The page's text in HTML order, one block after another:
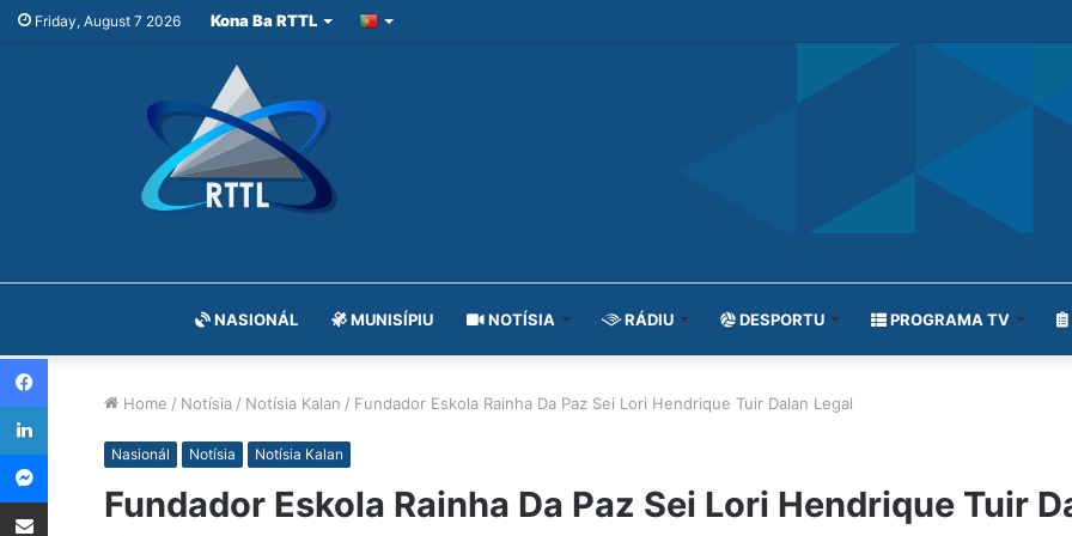
Friday, August 7 2026 Kona Ba RTTL
NASIONÁL MUNISÍPIU NOTÍSIA RÁDIU DESPORTU PROGRAMA TV
Home / Notísia / Notísia Kalan / Fundador Eskola Rainha Da Paz Sei Lori Hendrique Tuir Dalan Legal
Nasionál Notísia Notísia Kalan
Fundador Eskola Rainha Da Paz Sei Lori Hendrique Tuir
Facebook
LinkedIn
Messenger